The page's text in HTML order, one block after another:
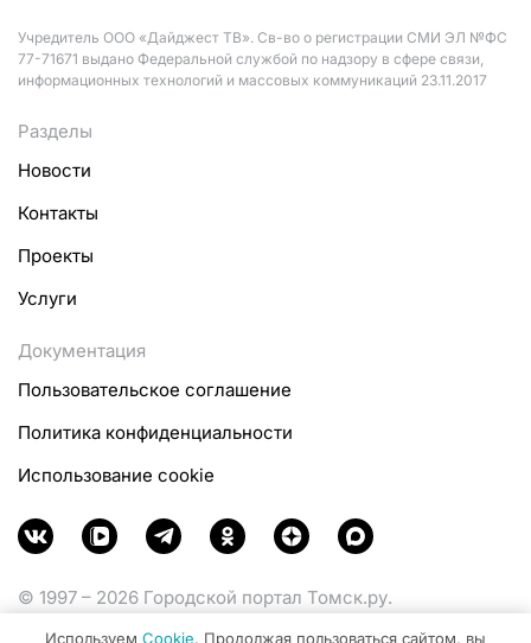
Учредитель ООО «Дайджест ТВ». Св-во о регистрации СМИ ЭЛ №ФС
77-71671 выдано Федеральной службой по надзору в сфере связи,
информационных технологий и массовых коммуникаций 23.11.2017
Разделы
Новости
Контакты
Проекты
Услуги
Документация
Пользовательское соглашение
Политика конфиденциальности
Использование cookie
© 1997 – 2026 Городской портал Томск.ру.
Используем Cookie. Продолжая пользоваться сайтом, вы